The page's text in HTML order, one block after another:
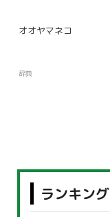
オオヤマネコ
辞典
ランキング